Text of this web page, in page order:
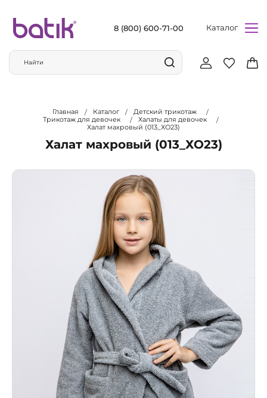
8 (800) 600-71-00 Каталог
Главная Каталог
Детский трикотаж
Трикотаж для девочек
Халаты для девочек
Халат махровый (013_ХО23)
Халат махровый (013_ХО23)